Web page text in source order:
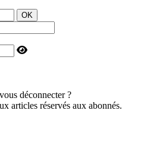
OK
déconnecter ?
articles réservés aux abonnés.